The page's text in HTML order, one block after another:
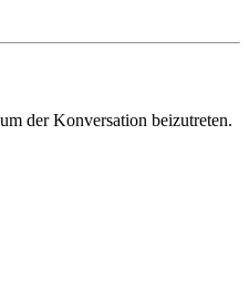
um der Konversation beizutreten.